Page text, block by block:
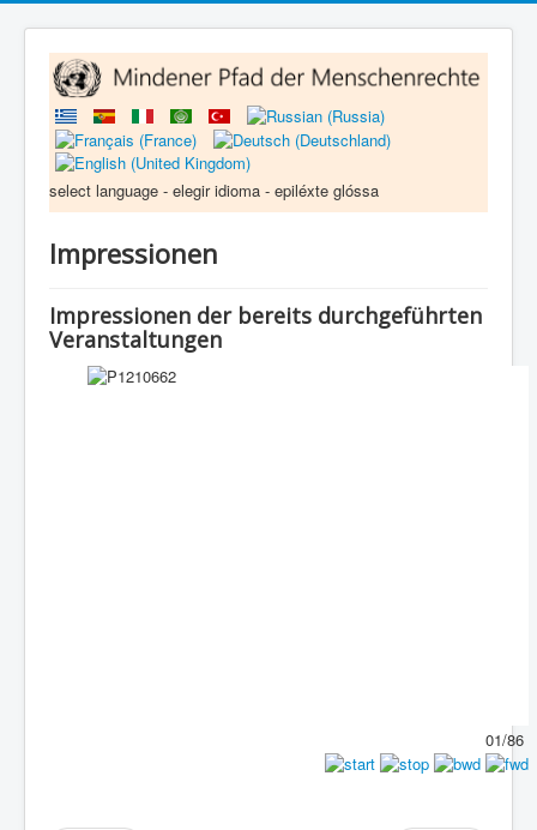
select language - elegir idioma - epiléxte glóssa
Impressionen
Impressionen der bereits durchgeführten
Veranstaltungen
01/86